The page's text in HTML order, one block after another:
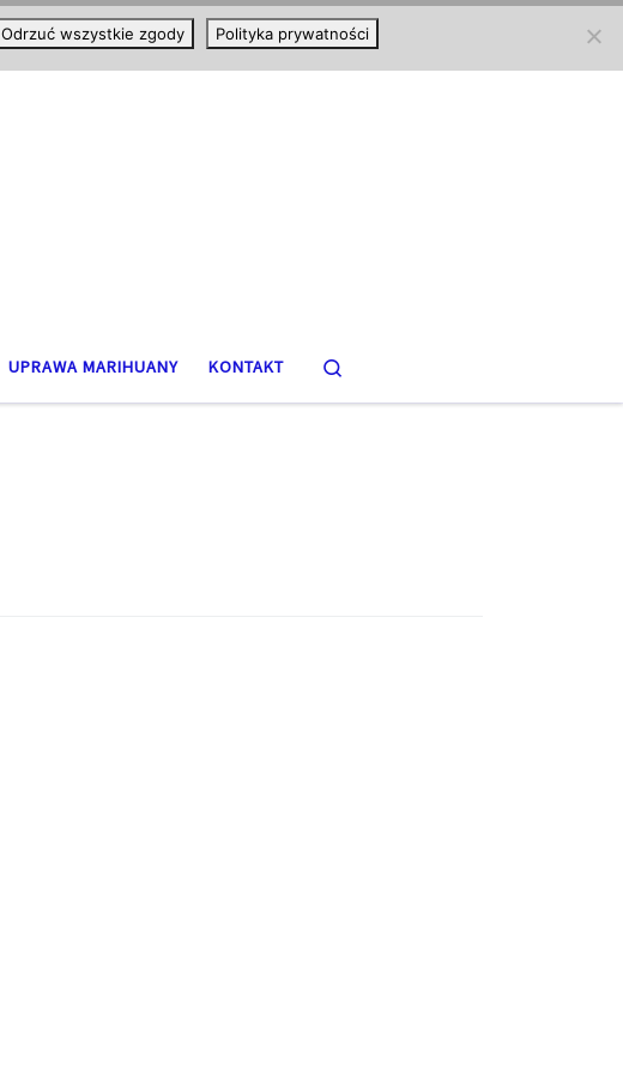
UPRAWA MARIHUANY KONTAKT
Odrzuć wszystkie zgody Polityka prywatności